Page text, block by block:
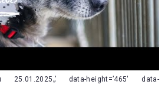
data-height=’465′ data-